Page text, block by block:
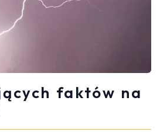
faktów na